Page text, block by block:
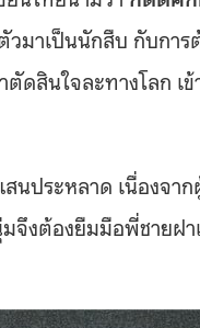
าเป็นนักสืบ กับการต้
ดสินใจละทางโลก เ
นประหลาด เนื่องจ
งต้องยืมมือพี่ชายฝา